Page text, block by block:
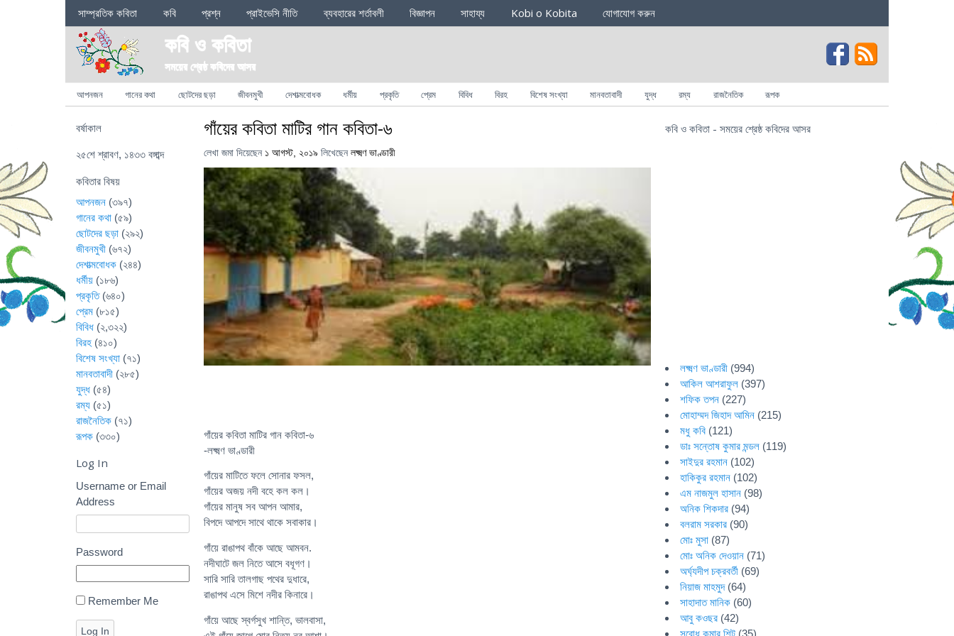
Sections
সাম্প্রতিক কবিতা কবি প্রশ্ন প্রাইভেসি নীতি ব্যবহারের শর্তাবলী বিজ্ঞাপন সাহায্য Kobi o Kobita যোগাযোগ করুন
কবি ও কবিতা
সময়ের শ্রেষ্ঠ কবিদের আসর
Categories
আপনজন গানের কথা ছোটদের ছড়া জীবনমুখী দেশাত্মবোধক ধর্মীয় প্রকৃতি প্রেম বিবিধ বিরহ বিশেষ সংখ্যা মানবতাবাদী যুদ্ধ রম্য রাজনৈতিক রূপক
গাঁয়ের কবিতা মাটির গান কবিতা-৬
লেখা জমা দিয়েছেন ১ আগস্ট, ২০১৯ লিখেছেন লক্ষ্মণ ভাণ্ডারী
গাঁয়ের কবিতা মাটির গান কবিতা-৬
-লক্ষ্মণ ভাণ্ডারী
গাঁয়ের মাটিতে ফলে সোনার ফসল,
গাঁয়ের অজয় নদী বহে কল কল।
গাঁয়ের মানুষ সব আপন আমার,
বিপদে আপদে সাথে থাকে সবাকার।
গাঁয়ে রাঙাপথ বাঁকে আছে আমবন.
নদীঘাটে জল নিতে আসে বধূগণ।
সারি সারি তালগাছ পথের দুধারে,
রাঙাপথ এসে মিশে নদীর কিনারে।
গাঁয়ে আছে স্বর্গসুখ শান্তি, ভালবাসা,
বর্ষাকাল
২৫শে শ্রাবণ, ১৪৩৩ বঙ্গাব্দ
কবিতার বিষয়
আপনজন (৩৯৭)
গানের কথা (৫৯)
ছোটদের ছড়া (২৯২)
জীবনমুখী (৬৭২)
দেশাত্মবোধক (২৪৪)
ধর্মীয় (১৮৬)
প্রকৃতি(৬৪০)
প্রেম (৮১৫)
বিবিধ (২,৩২২)
বিরহ (৪১০)
বিশেষ সংখ্যা (৭১)
মানবতাবাদী (২৮৫)
যুদ্ধ (৫৪)
রম্য (৫১)
রাজনৈতিক (৭১)
রূপক (৩৩০)
Log In
Username or Email
Address
Password
Remember Me
Log In
কবি ও কবিতা - সময়ের শ্রেষ্ঠ কবিদের আসর
লক্ষ্মণ ভাণ্ডারী (994)
আকিল আশরাফুল (397)
শফিক তপন (227)
মোহাম্মদ জিহাদ আমিন (215)
মধু কবি (121)
ডাঃ সন্তোষ কুমার মন্ডল (119)
সাইদুর রহমান (102)
হাকিকুর রহমান (102)
এম নাজমুল হাসান (98)
অনিক শিকদার (94)
বলরাম সরকার (90)
মোঃ মুসা (87)
মোঃ অনিক দেওয়ান (71)
অর্ঘ্যদীপ চক্রবর্তী (69)
নিয়াজ মাহমুদ(64)
সাহাদাত মানিক (60)
আবু কওছর (42)
সুবোধ কুমার শিট (35)